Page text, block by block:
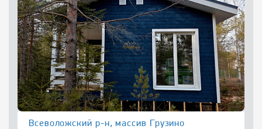
Всеволожский р-н, массив Грузино